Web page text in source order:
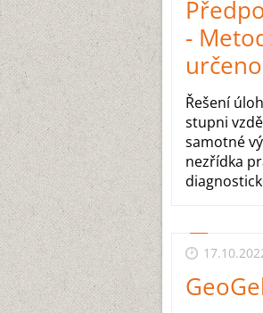
-
Řešení
stupni
samotné
nezřídka